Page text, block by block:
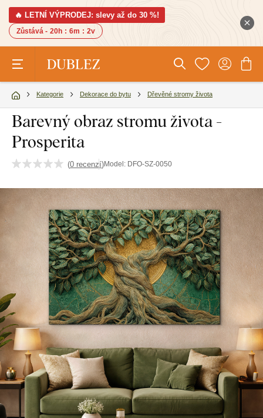
🔥 LETNÍ VÝPRODEJ: slevy až do 30 %!
Zůstává - 20h : 6m : 1v
Kategorie Dekorace do bytu Dřevěné stromy života
Barevný obraz stromu života -
Prosperita
(0 recenzí)Model: DFO-SZ-0050